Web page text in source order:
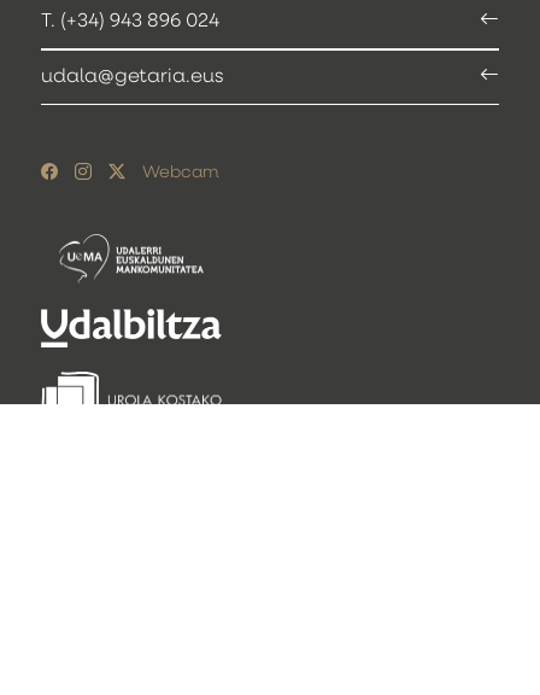
T. (+34) 943 896 024
udala@getaria.eus
Webcam